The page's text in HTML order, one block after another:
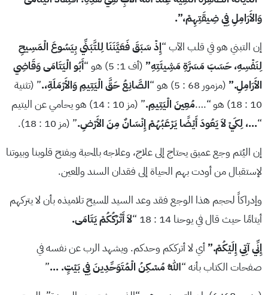
وَالأَرَامِلِ فِي ضِيقَتِهِمْ،”.
إن التبني هو في قلب الآب “إِذْ سَبَقَ فَعَيَّنَنَا لِلتَّبَنِّي بِيَسُوعَ الْمَسِيحِ
لِنَفْسِهِ، حَسَبَ مَسَرَّةِ مَشِيئَتِهِ” (أف 1: 5) هو “
أَبُو الْيَتَامَى وَقَاضِي
الأَرَامِلِ.” (مزمور 68 : 5) هو “ الصَّانِعُ حَقَّ الْيَتِيمِ وَالأَرْمَلَةِ،.” (تثنية
10 : 18) هو “….
مُعِينَ الْيَتِيمِ.
” (مز 10 : 14) هو يحامي عن اليتيم
“…، لِكَيْ لاَ يَعُودَ أَيْضًا يَرْعَبُهُمْ إِنْسَانٌ مِنَ الأَرْضِ.” (مز 10 : 18).
إن اليُتم وجع عميق يحتاج إلى علاج، وعلاجه بالمحبة وبفتح قلوبنا وبيوتنا
لإستقبال من أودت بهم الحياة إلى فقدان السند والمعين.
وإدراكاً لحجم هذا الوجع فقد وعد السيد المسيح تلاميذه بأن لا يتركهم
أيتامًا حيث قال في يوحنا 14 : 18 “
لاَ أَتْرُكُكُمْ يَتَامَى.
إِنِّي آتِي إِلَيْكُمْ.” أي لا أترككم وحدكم. ويشهد الرب عن نفسه في
صفحات الكتاب بأنه “اَللهُ مُسْكِنُ الْمُتَوَحِّدِينَ فِي بَيْتٍ.
…
”